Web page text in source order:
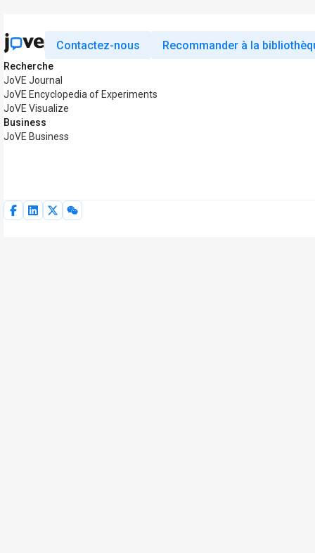
Contactez-nous Recommander à la
Recherche
JoVE Journal
JoVE Encyclopedia of Experiments
JoVE Visualize
Business
JoVE Business